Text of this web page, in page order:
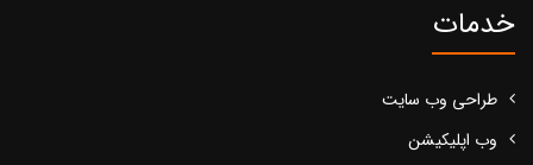
خدمات
طراحی وب سایت
وب اپلیکیشن